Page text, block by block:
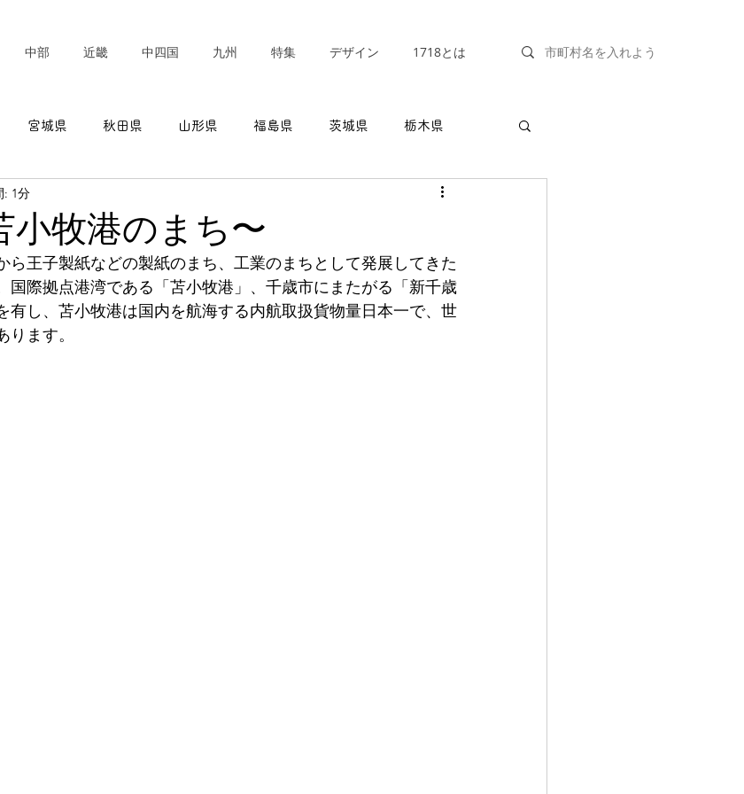
中部 近畿 中四国 九州 特集 デザイン 1718とは
宮城県 秋田県 山形県 福島県 茨城県 栃木県
都 山梨県
県 三重県 滋賀県 京都府 大阪府 兵庫県 奈良県
小牧港のまち〜
: 1分
ら王子製紙などの製紙のまち、工業のまちとして発展してきた
国際拠点港湾である「苫小牧港」、千歳市にまたがる「新千歳
有し、苫小牧港は国内を航海する内航取扱貨物量日本一で、世
ます。